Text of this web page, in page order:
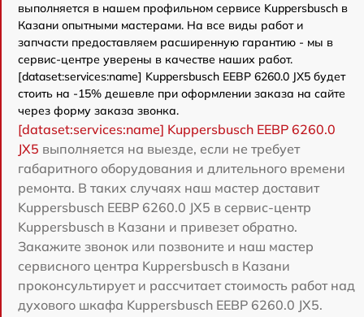
выполняется в нашем профильном сервисе Kuppersbusch в
Казани опытными мастерами. На все виды работ и
запчасти предоставляем расширенную гарантию - мы в
сервис-центре уверены в качестве наших работ.
[dataset:services:name] Kuppersbusch EEBP 6260.0 JX5 будет
стоить на -15% дешевле при оформлении заказа на сайте
через форму заказа звонка.
[dataset:services:name] Kuppersbusch EEBP 6260.0
JX5 выполняется на выезде, если не требует
габаритного оборудования и длительного времени
ремонта. В таких случаях наш мастер доставит
Kuppersbusch EEBP 6260.0 JX5 в сервис-центр
Kuppersbusch в Казани и привезет обратно.
Закажите звонок или позвоните и наш мастер
сервисного центра Kuppersbusch в Казани
проконсультирует и рассчитает стоимость работ над
духового шкафа Kuppersbusch EEBP 6260.0 JX5.